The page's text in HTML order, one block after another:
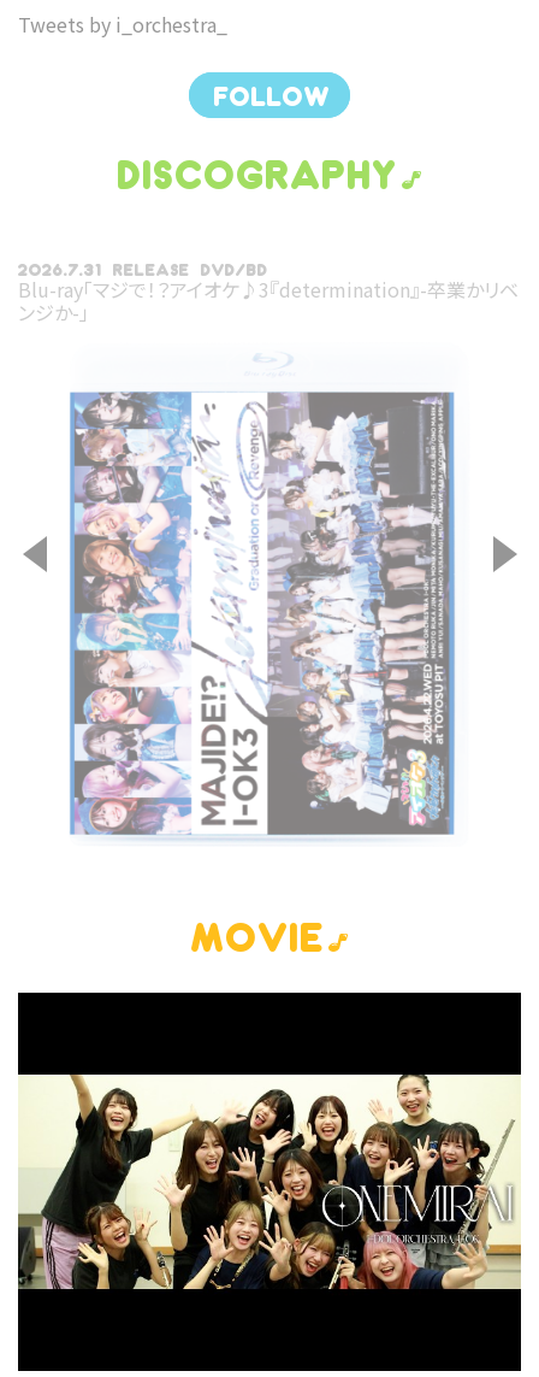
Tweets by i_orchestra_
FOLLOW
DISCOGRAPHY
2026.7.31 RELEASE DVD/BD
Blu-ray「マジで！？アイオケ♪3『determination』-卒業かリベ
ンジか-」
MOVIE